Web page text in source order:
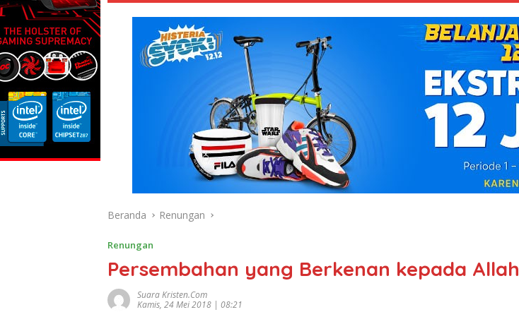
Beranda Renungan
Renungan
Persembahan yang Berkenan kepada Allah
Suara Kristen.com
Kamis, 24 Mei 2018 | 08:21